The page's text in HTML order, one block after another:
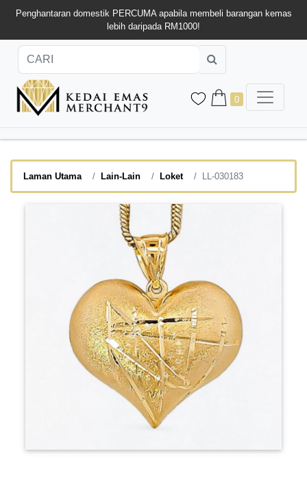
Penghantaran domestik PERCUMA apabila membeli barangan kemas
lebih daripada RM1000!
0
Laman Utama Lain-Lain Loket LL-030183